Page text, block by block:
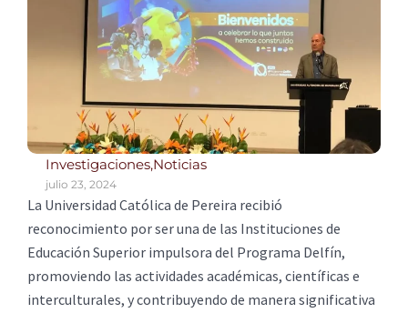
Investigaciones,Noticias
julio 23, 2024
La Universidad Católica de Pereira recibió
reconocimiento por ser una de las Instituciones de
Educación Superior impulsora del Programa Delfín,
promoviendo las actividades académicas, científicas e
interculturales, y contribuyendo de manera significativa